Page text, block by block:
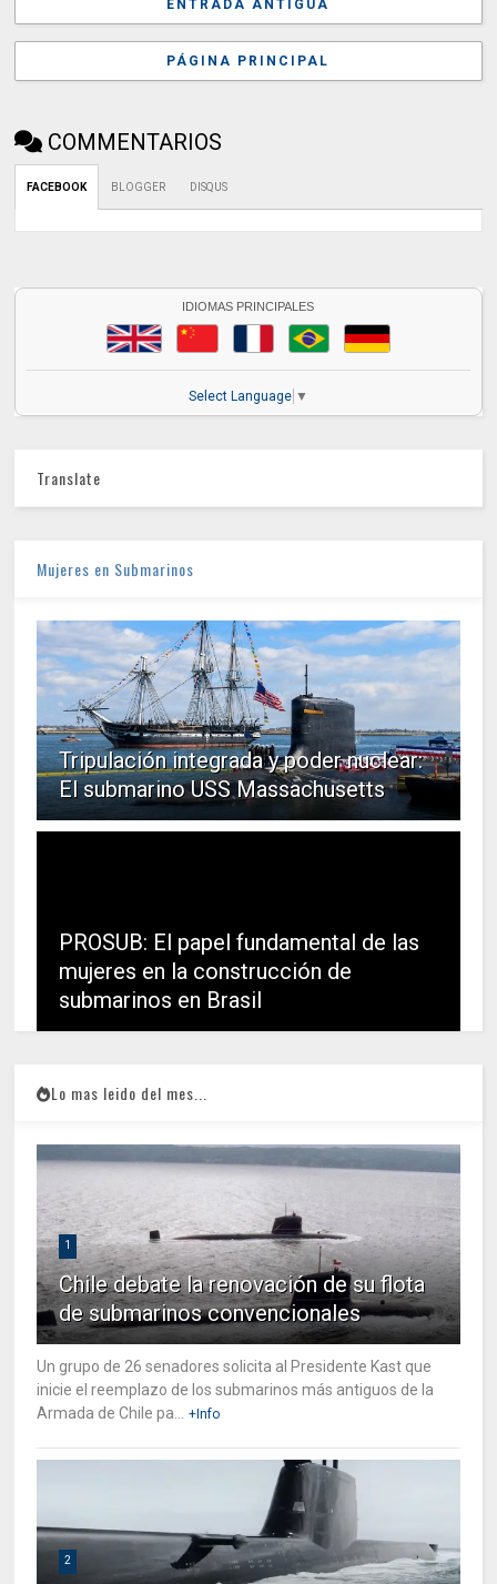
ENTRADA ANTIGUA
PÁGINA PRINCIPAL
COMMENTARIOS
FACEBOOK BLOGGER DISQUS
IDIOMAS PRINCIPALES
Select Language ▼
Translate
Mujeres en Submarinos
Tripulación integrada y poder nuclear:
El submarino USS Massachusetts
PROSUB: El papel fundamental de las
mujeres en la construcción de
submarinos en Brasil
Lo mas leido del mes...
1
Chile debate la renovación de su flota
de submarinos convencionales
Un grupo de 26 senadores solicita al Presidente Kast que
inicie el reemplazo de los submarinos más antiguos de la
Armada de Chile pa...
+Info
2